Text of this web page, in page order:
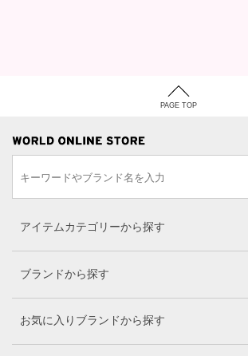
PAGE TOP
アイテムカテゴリーから探す
ブランドから探す
お気に入りブランドから探す